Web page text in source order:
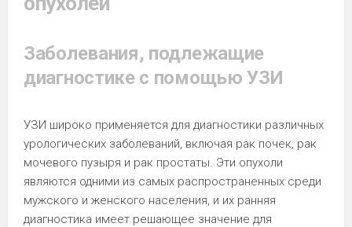
Заболевания, подлежащие
диагностике с помощью УЗИ
УЗИ широко применяется для диагностики различных
урологических заболеваний, включая рак почек, рак
мочевого пузыря и рак простаты. Эти опухоли
являются одними из самых распространенных среди
мужского и женского населения, и их ранняя
диагностика имеет решающее значение для